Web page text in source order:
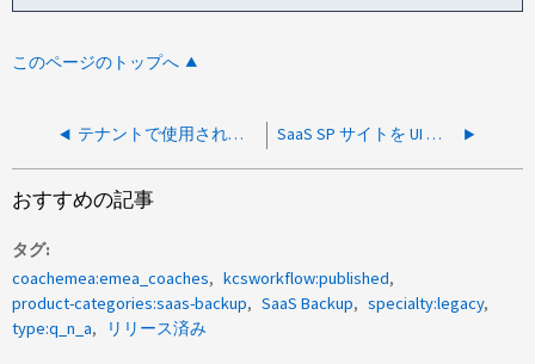
このページのトップへ
テナントで使用されているSaaS Backupライセンスのリストをエクスポートする方法 SaaS SP サイトを UI に表示するにはどうすればよいですか？
おすすめの記事
タグ
coachemea:emea_coaches
kcsworkflow:published
product-categories:saas-backup
SaaS Backup
specialty:legacy
type:q_n_a
リリース済み